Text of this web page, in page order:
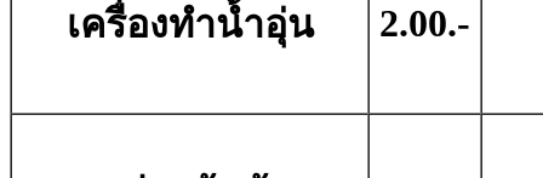
เครื่องทำน้ำอุ่น 2.00.-